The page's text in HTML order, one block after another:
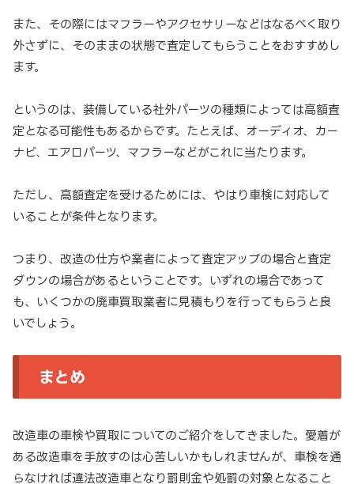
また、その際にはマフラーやアクセサリーなどはなるべく取り
外さずに、そのままの状態で査定してもらうことをおすすめし
ます。
というのは、装備している社外パーツの種類によっては高額査
定となる可能性もあるからです。たとえば、オーディオ、カー
ナビ、エアロパーツ、マフラーなどがこれに当たります。
ただし、高額査定を受けるためには、やはり車検に対応して
いることが条件となります。
つまり、改造の仕方や業者によって査定アップの場合と査定
ダウンの場合があるということです。いずれの場合であって
も、いくつかの廃車買取業者に見積もりを行ってもらうと良
いでしょう。
まとめ
改造車の車検や買取についてのご紹介をしてきました。愛着が
ある改造車を手放すのは心苦しいかもしれませんが、車検を通
らなければ違法改造車となり罰則金や処罰の対象となること